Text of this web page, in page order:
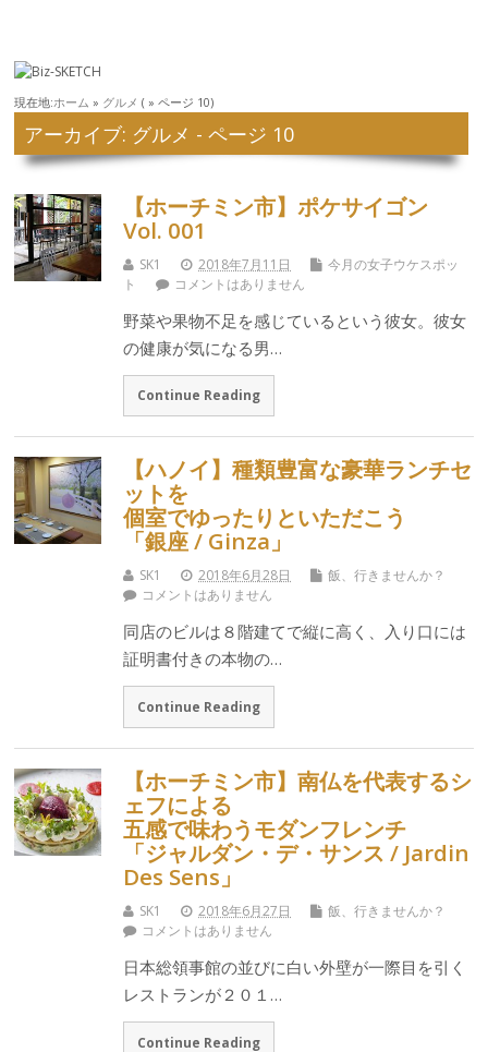
現在地:ホーム » グルメ ( » ページ 10)
アーカイブ: グルメ - ページ 10
【ホーチミン市】ポケサイゴン
Vol. 001
SK1 2018年7月11日
今月の女子ウケスポッ
ト
コメントはありません
野菜や果物不足を感じているという彼女。彼女
の健康が気になる男…
Continue Reading
【ハノイ】種類豊富な豪華ランチセ
ットを
個室でゆったりといただこう
「銀座 / Ginza」
SK1 2018年6月28日
飯、行きませんか？
コメントはありません
同店のビルは８階建てで縦に高く、入り口には
証明書付きの本物の…
Continue Reading
【ホーチミン市】南仏を代表するシ
ェフによる
五感で味わうモダンフレンチ
「ジャルダン・デ・サンス / Jardin
Des Sens」
SK1 2018年6月27日
飯、行きませんか？
コメントはありません
日本総領事館の並びに白い外壁が一際目を引く
レストランが２０１…
Continue Reading